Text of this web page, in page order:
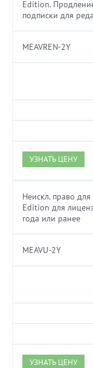
Edition.
подписки для
MEAVREN-2Y
УЗНАТЬ ЦЕНУ
Неискл. право
Edition для
года или ранее
MEAVU-2Y
УЗНАТЬ ЦЕНУ